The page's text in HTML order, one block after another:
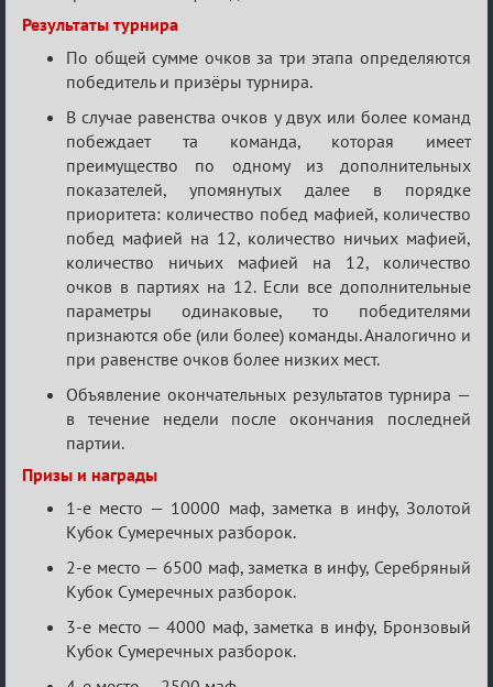
Результаты турнира
По общей сумме очков за три этапа определяются
победитель и призёры турнира.
В случае равенства очков у двух или более команд
побеждает та команда, которая имеет
преимущество по одному из дополнительных
показателей, упомянутых далее в порядке
приоритета: количество побед мафией, количество
побед мафией на 12, количество ничьих мафией,
количество ничьих мафией на 12, количество
очков в партиях на 12. Если все дополнительные
параметры одинаковые, то победителями
признаются обе (или более) команды. Аналогично и
при равенстве очков более низких мест.
Объявление окончательных результатов турнира —
в течение недели после окончания последней
партии.
Призы и награды
1-е место — 10000 маф, заметка в инфу, Золотой
Кубок Сумеречных разборок.
2-е место — 6500 маф, заметка в инфу, Серебряный
Кубок Сумеречных разборок.
3-е место — 4000 маф, заметка в инфу, Бронзовый
Кубок Сумеречных разборок.